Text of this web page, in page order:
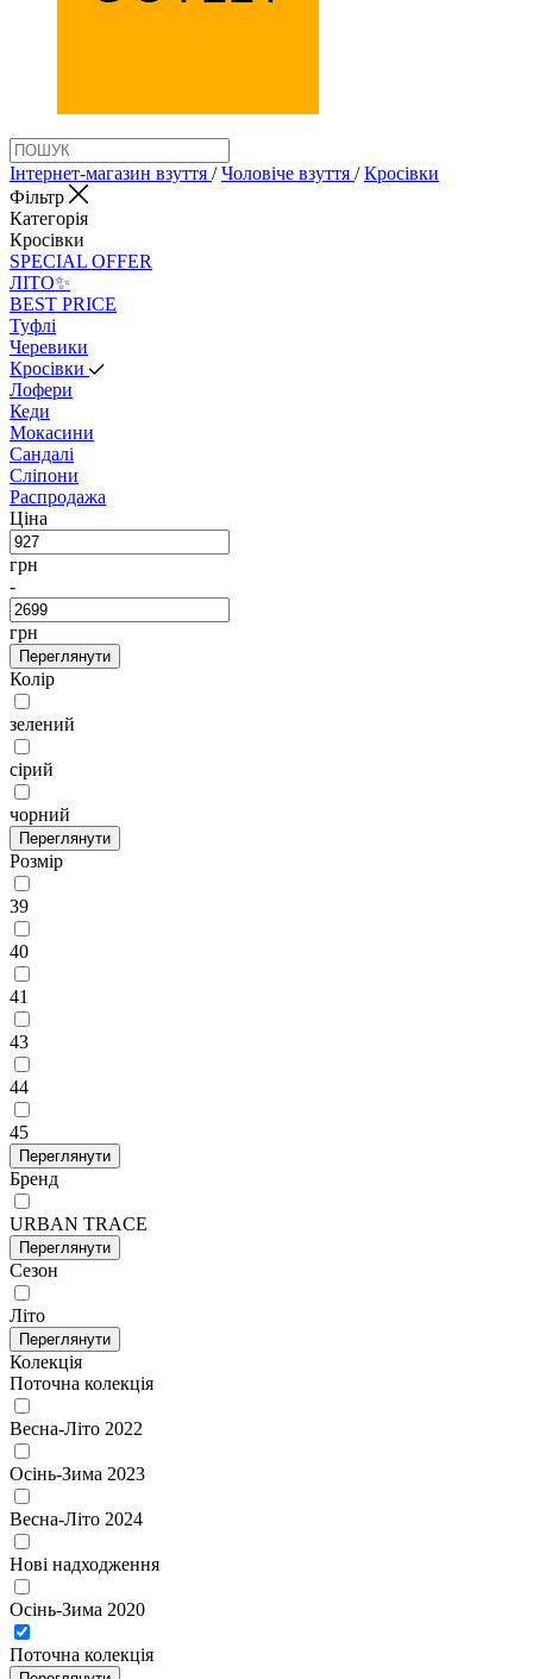
Інтернет-магазин взуття / Чоловіче взуття / Кросівки
Фільтр
Категорія
Кросівки
SPECIAL OFFER
ЛІТО✨
BEST PRICE
Туфлі
Черевики
Кросівки
Лофери
Кеди
Мокасини
Сандалі
Сліпони
Распродажа
Ціна
грн
-
грн
Переглянути
Колір
зелений
сірий
чорний
Переглянути
Розмір
39
40
41
43
44
45
Переглянути
Бренд
URBAN TRACE
Переглянути
Сезон
Літо
Переглянути
Колекція
Поточна колекція
Весна-Літо 2022
Осінь-Зима 2023
Весна-Літо 2024
Нові надходження
Осінь-Зима 2020
Поточна колекція